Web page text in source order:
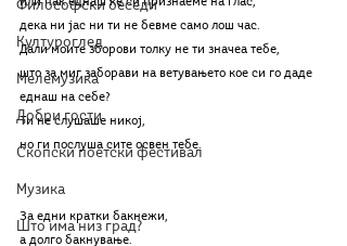
Философски беседи
Културоглед
Мелемузика
Добри гости
Скопски поетски фестивал
Музика
Што има низ град?
дека ни јас ни ти не бевме само лош час.
Дали моите зборови толку не ти значеа тебе,
што за миг заборави на ветувањето кое си го даде
еднаш на себе?
Ти не слушаше никој,
но ги послуша сите освен тебе.
За едни кратки бакнежи,
а долго бакнување.